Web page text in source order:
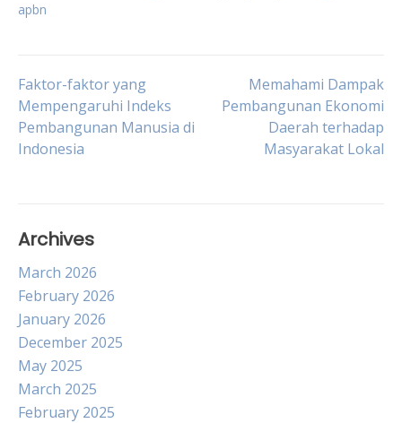
apbn
Post
navigation
Faktor-faktor yang
Mempengaruhi Indeks
Pembangunan Manusia di
Indonesia
Memahami Dampak
Pembangunan Ekonomi
Daerah terhadap
Masyarakat Lokal
Archives
March 2026
February 2026
January 2026
December 2025
May 2025
March 2025
February 2025